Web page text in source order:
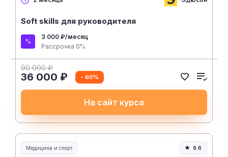
Soft skills для руководителя
3 000 ₽/месяц
Рассрочка 0%
90 000 ₽
36 000 ₽ - 60%
На сайт курса
Медицина и спорт
Медицина, спорт и здоровье
9.6